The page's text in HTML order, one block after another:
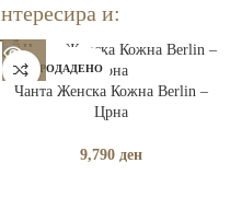
и:
РАСПРОДАДЕНО
Чанта Женска Кожна Berlin –
Црна
9,790 ден